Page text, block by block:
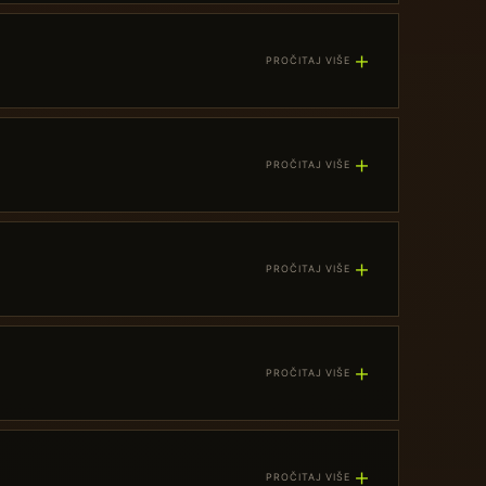
PROČITAJ VIŠE ＋
PROČITAJ VIŠE ＋
PROČITAJ VIŠE ＋
PROČITAJ VIŠE ＋
PROČITAJ VIŠE ＋